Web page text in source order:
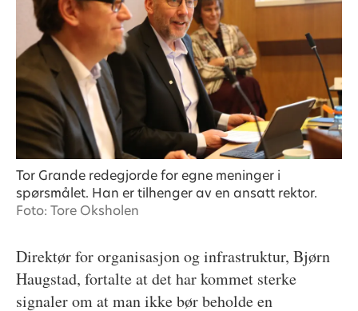
Tor Grande redegjorde for egne meninger i
spørsmålet. Han er tilhenger av en ansatt rektor.
Foto: Tore Oksholen
Direktør for organisasjon og infrastruktur, Bjørn
Haugstad, fortalte at det har kommet sterke
signaler om at man ikke bør beholde en